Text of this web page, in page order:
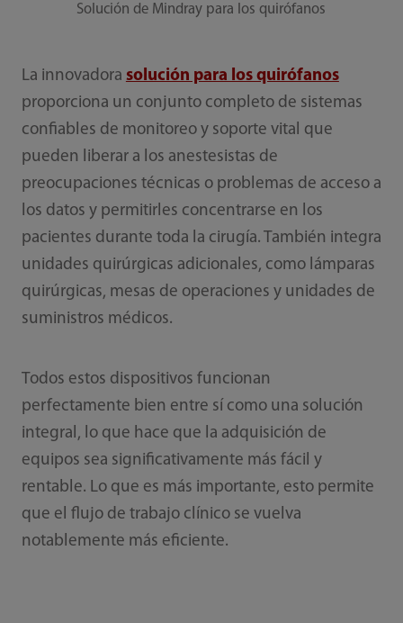
Solución de Mindray para los quirófanos
La innovadora solución para los quirófanos
proporciona un conjunto completo de sistemas
confiables de monitoreo y soporte vital que
pueden liberar a los anestesistas de
preocupaciones técnicas o problemas de acceso a
los datos y permitirles concentrarse en los
pacientes durante toda la cirugía. También integra
unidades quirúrgicas adicionales, como lámparas
quirúrgicas, mesas de operaciones y unidades de
suministros médicos.
Todos estos dispositivos funcionan
perfectamente bien entre sí como una solución
integral, lo que hace que la adquisición de
equipos sea significativamente más fácil y
rentable. Lo que es más importante, esto permite
que el flujo de trabajo clínico se vuelva
notablemente más eficiente.